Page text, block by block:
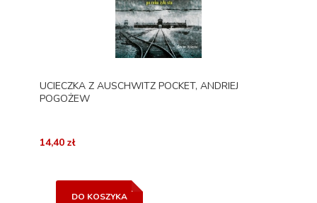
UCIECZKA Z AUSCHWITZ POCKET, ANDRIEJ
POGOŻEW
14,40 zł
DO KOSZYKA